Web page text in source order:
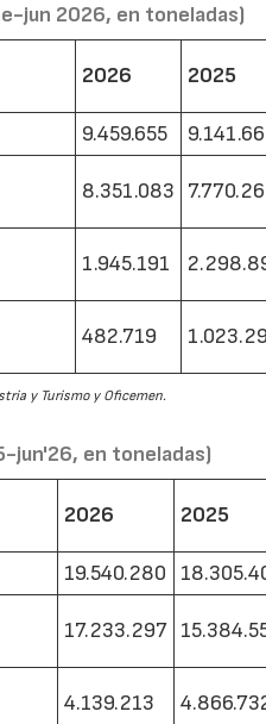
jun 2026, en toneladas)
2026 2025
9.459.655
8.351.083
1.945.191
482.719
y Turismo y Oficemen.
jun'26, en toneladas)
2026 2025
19.540.280
17.233.297
4.139.213